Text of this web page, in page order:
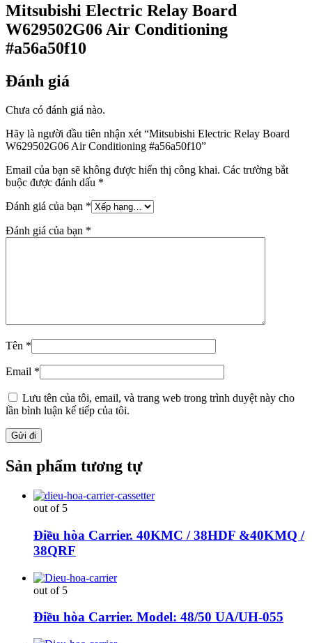
Mitsubishi Electric Relay Board
W629502G06 Air Conditioning
#a56a50f10
Đánh giá
Chưa có đánh giá nào.
Hãy là người đầu tiên nhận xét “Mitsubishi Electric Relay Board
W629502G06 Air Conditioning #a56a50f10”
Email của bạn sẽ không được hiển thị công khai. Các trường bắt
buộc được đánh dấu *
Đánh giá của bạn *
Đánh giá của bạn *
Tên *
Email *
Lưu tên của tôi, email, và trang web trong trình duyệt này cho
lần bình luận kế tiếp của tôi.
Sản phẩm tương tự
out of 5
Điều hòa Carrier. 40KMC / 38HDF &40KMQ /
38QRF
out of 5
Điều hòa Carrier. Model: 48/50 UA/UH-055